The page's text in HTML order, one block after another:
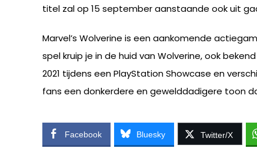
titel zal op 15 september aanstaande ook uit
Marvel’s Wolverine is een aankomende
spel kruip je in de huid van Wolverine, ook
2021 tijdens een PlayStation Showcase en
fans een donkerdere en gewelddadigere toon
Facebook Bluesky Twitter/X